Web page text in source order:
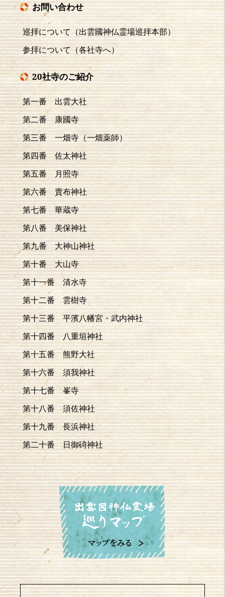
お問い合わせ
巡拝について（出雲國神仏霊場巡拝本部）
参拝について（各社寺へ）
20社寺のご紹介
第一番 出雲大社
第二番 康國寺
第三番 一畑寺（一畑薬師）
第四番 佐太神社
第五番 月照寺
第六番 賣布神社
第七番 華蔵寺
第八番 美保神社
第九番 大神山神社
第十番 大山寺
第十一番 清水寺
第十二番 雲樹寺
第十三番 平濱八幡宮・武内神社
第十四番 八重垣神社
第十五番 熊野大社
第十六番 須我神社
第十七番 峯寺
第十八番 須佐神社
第十九番 長浜神社
第二十番 日御碕神社